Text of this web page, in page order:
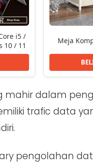
i5 /
10 / 11
Meja
mahir dalam
trafic data
pengolahan